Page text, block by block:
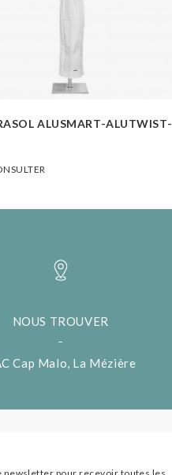
ALUSMART-ALUTWIST-
NOUS TROUVER
Cap Malo, La Mézière